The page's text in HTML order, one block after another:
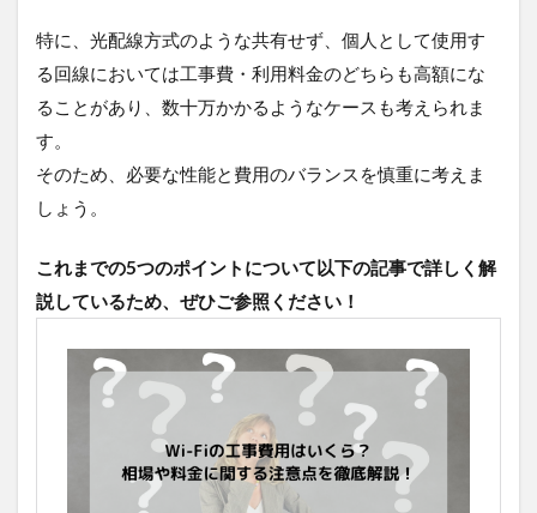
特に、光配線方式のような共有せず、個人として使用す
る回線においては工事費・利用料金のどちらも高額にな
ることがあり、数十万かかるようなケースも考えられま
す。
そのため、必要な性能と費用のバランスを慎重に考えま
しょう。
これまでの5つのポイントについて以下の記事で詳しく解
説しているため、ぜひご参照ください！